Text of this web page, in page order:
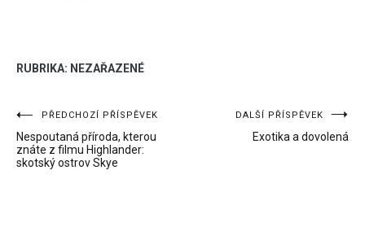
RUBRIKA: NEZAŘAZENÉ
Navigace
pro
PŘEDCHOZÍ PŘÍSPĚVEK
Nespoutaná příroda, kterou
znáte z filmu Highlander:
skotský ostrov Skye
DALŠÍ PŘÍSPĚVEK
Exotika a dovolená